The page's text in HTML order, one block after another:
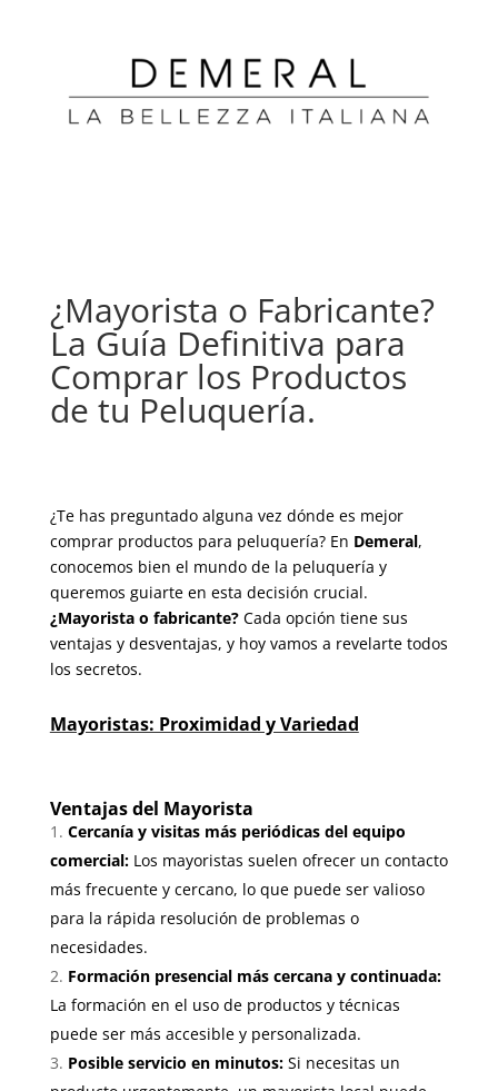
¿Mayorista o Fabricante?
La Guía Definitiva para
Comprar los Productos
de tu Peluquería.
¿Te has preguntado alguna vez dónde es mejor
comprar productos para peluquería? En Demeral,
conocemos bien el mundo de la peluquería y
queremos guiarte en esta decisión crucial.
¿Mayorista o fabricante?Cada opción tiene sus
ventajas y desventajas, y hoy vamos a revelarte todos
los secretos.
Mayoristas: Proximidad y Variedad
Ventajas del Mayorista
Cercanía y visitas más periódicas del equipo
comercial:Los mayoristas suelen ofrecer un contacto
más frecuente y cercano, lo que puede ser valioso
para la rápida resolución de problemas o
necesidades.
Formación presencial más cercana y continuada:
La formación en el uso de productos y técnicas
puede ser más accesible y personalizada.
Posible servicio en minutos:Si necesitas un